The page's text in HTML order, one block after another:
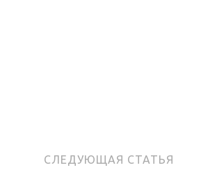
СЛЕДУЮЩАЯ СТАТЬЯ